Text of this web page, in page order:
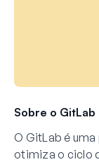
Sobre o GitLab
O GitLab é
otimiza o ciclo